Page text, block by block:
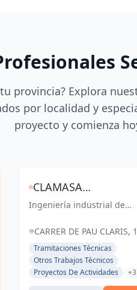
provincia? Explora
por localidad y
proyecto y comienza
CLAMASA
INGENIERÍA
INDUSTRIAL Y
SERVICIOS, S.L.
Ingeniería industrial de
Soluciones eficientes para
CARRER DE PAU CLARIS,
BARCELONA, ESPAÑA,
Tramitaciones Técnicas
Otros Trabajos Técnicos
Proyectos De Actividades
+3